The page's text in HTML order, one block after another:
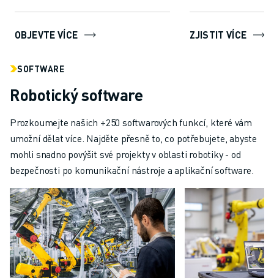
OBJEVTE VÍCE ZJISTIT VÍCE
SOFTWARE
Robotický software
Prozkoumejte našich +250 softwarových funkcí, které vám
umožní dělat více. Najděte přesně to, co potřebujete, abyste
mohli snadno povýšit své projekty v oblasti robotiky - od
bezpečnosti po komunikační nástroje a aplikační software.